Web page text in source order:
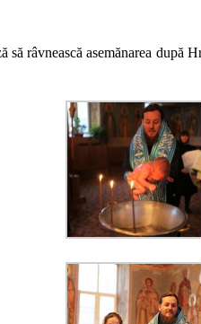
râvnească asemănarea după